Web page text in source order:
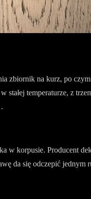
zbiornik na kurz, po
stałej temperaturze, z
w korpusie. Producent
da się odczepić jednym